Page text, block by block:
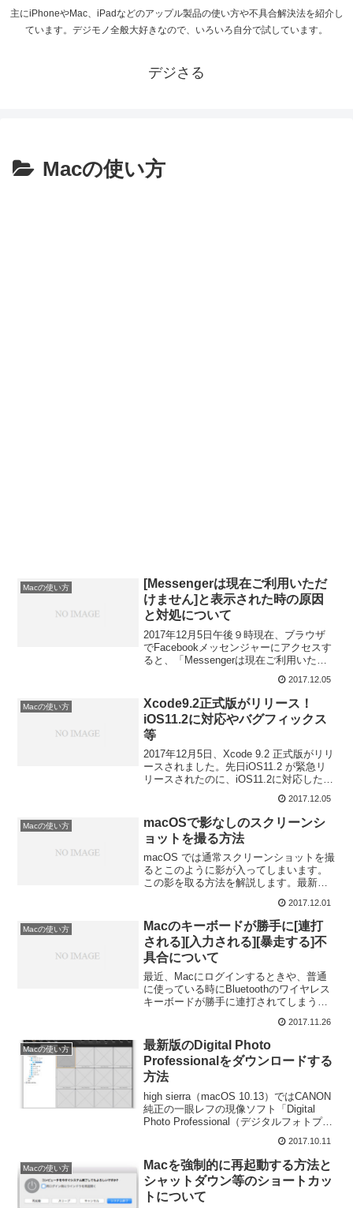
主にiPhoneやMac、iPadなどのアップル製品の使い方や不具合解決法を紹介し
ています。デジモノ全般大好きなので、いろいろ自分で試しています。
デジさる
Macの使い方
Macの使い方
[Messengerは現在ご利用いただ
けません]と表示された時の原因
と対処について
2017年12月5日午後９時現在、ブラウザ
でFacebookメッセンジャーにアクセスす
ると、「Messengerは現在ご利用いただ
使えない不具合が発生していたようで
す。
2017.12.05
Macの使い方
Xcode9.2正式版がリリース！
iOS11.2に対応やバグフィックス
等
2017年12月5日、Xcode 9.2 正式版がリリ
ースされました。先日iOS11.2 が緊急リ
リースされたのに、iOS11.2に対応した
Xcodeが配信されず、最新のiOS向けアプ
リが開発できなくなっていましたが、よ
うやく解消しました。
2017.12.05
Macの使い方
macOSで影なしのスクリーンシ
ョットを撮る方法
macOS では通常スクリーンショットを撮
るとこのように影が入ってしまいます。
この影を取る方法を解説します。最新の
2017.12.01
Macの使い方
Macのキーボードが勝手に[連打
される][入力される][暴走する]不
具合について
最近、Macにログインするときや、普通
に使っている時にBluetoothのワイヤレス
キーボードが勝手に連打されてしまう現
ボードが「勝手に連打される」、「暴走
する」不具合について解説します。
2017.11.26
Macの使い方
最新版のDigital Photo
Professionalをダウンロードする
方法
high sierra（macOS 10.13）ではCANON
純正の一眼レフの現像ソフト「Digital
Photo Professional（デジタルフォトプロ
ました。このとおり、RAW画像が表示さ
れ...
2017.10.11
Macの使い方
Macを強制的に再起動する方法と
シャットダウン等のショートカッ
トについて